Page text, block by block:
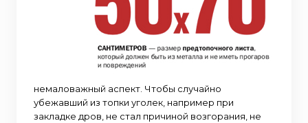
немаловажный аспект. Чтобы случайно
убежавший из топки уголек, например при
закладке дров, не стал причиной возгорания, не